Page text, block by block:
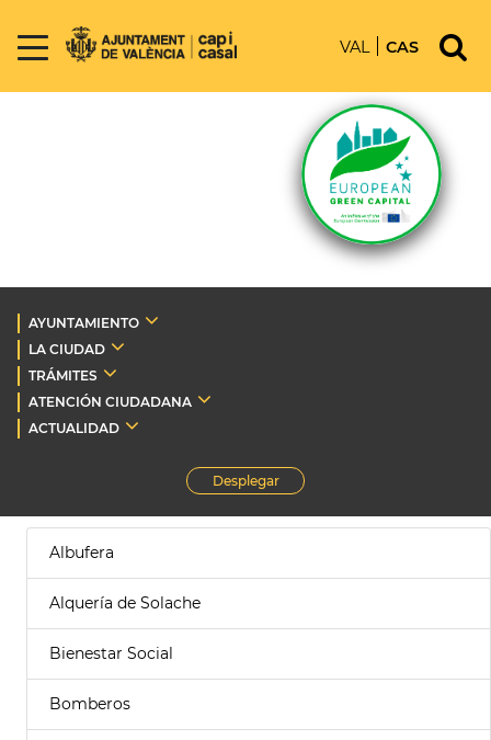
VAL CAS
AYUNTAMIENTO
LA CIUDAD
TRÁMITES
ATENCIÓN CIUDADANA
ACTUALIDAD
Desplegar
Albufera
Alquería de Solache
Bienestar Social
Bomberos